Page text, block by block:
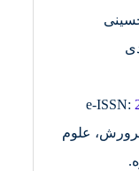
e-ISSN:
علوم